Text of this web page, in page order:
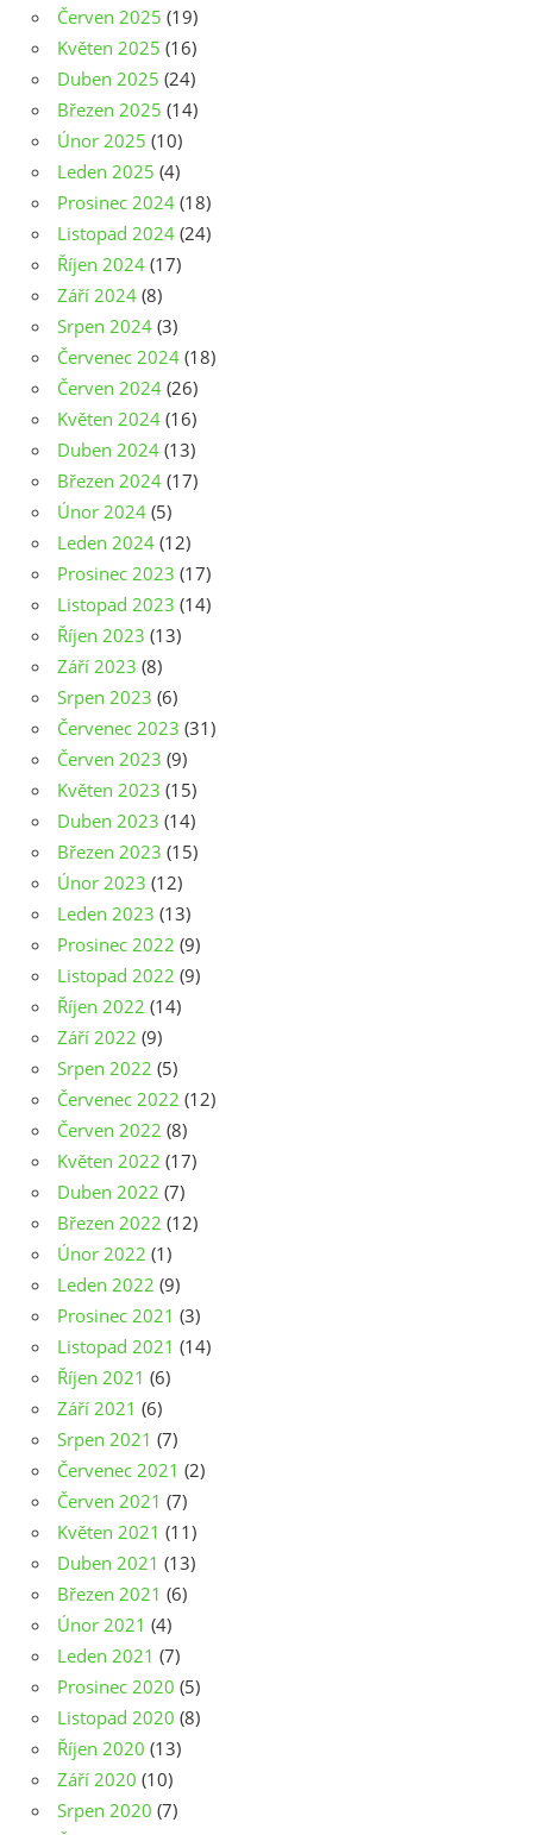
Červen 2025 (19)
Květen 2025 (16)
Duben 2025 (24)
Březen 2025 (14)
Únor 2025 (10)
Leden 2025 (4)
Prosinec 2024 (18)
Listopad 2024 (24)
Říjen 2024 (17)
Září 2024 (8)
Srpen 2024 (3)
Červenec 2024 (18)
Červen 2024 (26)
Květen 2024 (16)
Duben 2024 (13)
Březen 2024 (17)
Únor 2024 (5)
Leden 2024 (12)
Prosinec 2023 (17)
Listopad 2023 (14)
Říjen 2023 (13)
Září 2023 (8)
Srpen 2023 (6)
Červenec 2023 (31)
Červen 2023 (9)
Květen 2023 (15)
Duben 2023 (14)
Březen 2023 (15)
Únor 2023 (12)
Leden 2023 (13)
Prosinec 2022 (9)
Listopad 2022 (9)
Říjen 2022 (14)
Září 2022 (9)
Srpen 2022 (5)
Červenec 2022 (12)
Červen 2022 (8)
Květen 2022 (17)
Duben 2022 (7)
Březen 2022 (12)
Únor 2022 (1)
Leden 2022 (9)
Prosinec 2021 (3)
Listopad 2021 (14)
Říjen 2021 (6)
Září 2021 (6)
Srpen 2021 (7)
Červenec 2021 (2)
Červen 2021 (7)
Květen 2021 (11)
Duben 2021 (13)
Březen 2021 (6)
Únor 2021 (4)
Leden 2021 (7)
Prosinec 2020 (5)
Listopad 2020 (8)
Říjen 2020 (13)
Září 2020 (10)
Srpen 2020 (7)